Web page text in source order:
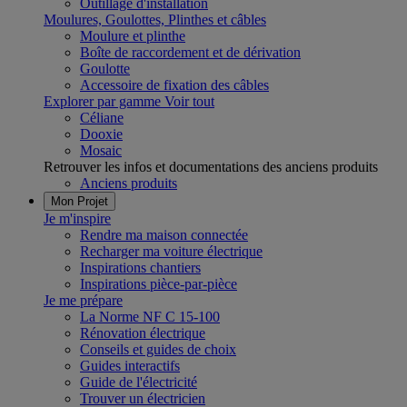
Outillage d'installation
Moulures, Goulottes, Plinthes et câbles
Moulure et plinthe
Boîte de raccordement et de dérivation
Goulotte
Accessoire de fixation des câbles
Explorer par gamme Voir tout
Céliane
Dooxie
Mosaic
Retrouver les infos et documentations des anciens produits
Anciens produits
Mon Projet
Je m'inspire
Rendre ma maison connectée
Recharger ma voiture électrique
Inspirations chantiers
Inspirations pièce-par-pièce
Je me prépare
La Norme NF C 15-100
Rénovation électrique
Conseils et guides de choix
Guides interactifs
Guide de l'électricité
Trouver un électricien